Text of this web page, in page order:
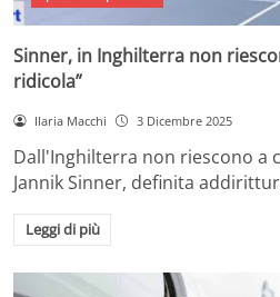
Sinner, in Inghilterra non
ridicola”
Ilaria Macchi 3 Dicembre 2025
Dall'Inghilterra non riescono a
Jannik Sinner, definita
Leggi di più